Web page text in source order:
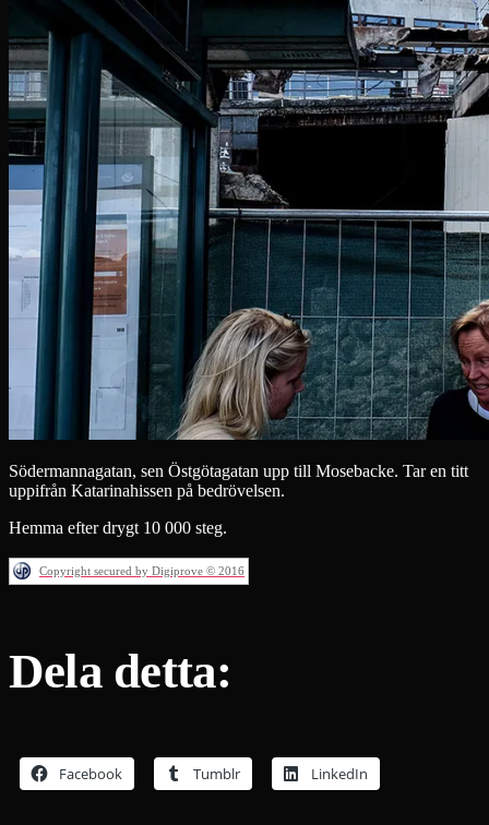
Södermannagatan, sen Östgötagatan upp till Mosebacke. Tar en titt
uppifrån Katarinahissen på bedrövelsen.
Hemma efter drygt 10 000 steg.
Copyright secured by Digiprove © 2016
Dela detta:
Facebook Tumblr LinkedIn